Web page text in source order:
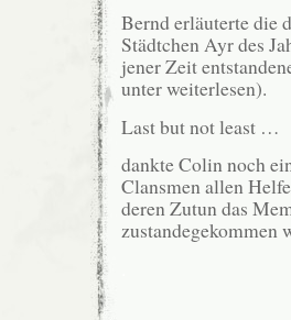
Bernd erläuterte die
Städtchen Ayr des
jener Zeit
unter weiterlesen).
Last but not least …
dankte Colin noch
Clansmen allen
deren Zutun das
zustandegekommen